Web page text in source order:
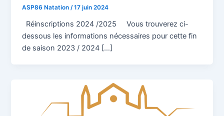
ASP86 Natation /17 juin 2024
Réinscriptions 2024 /2025 Vous trouverez ci-
dessous les informations nécessaires pour cette fin
de saison 2023 / 2024 […]